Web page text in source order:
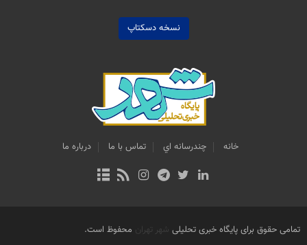
نسخه دسکتاپ
خانه چندرسانه اي تماس با ما درباره ما
تمامی حقوق برای پایگاه خبری تحلیلی شهر تهران محفوظ است.